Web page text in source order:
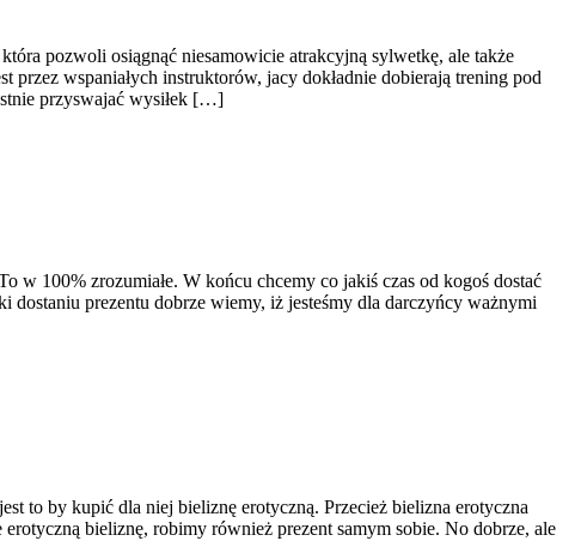
pozwoli osiągnąć niesamowicie atrakcyjną sylwetkę, ale także
wspaniałych instruktorów, jacy dokładnie dobierają trening pod
przyswajać wysiłek […]
w 100% zrozumiałe. W końcu chcemy co jakiś czas od kogoś dostać
prezentu dobrze wiemy, iż jesteśmy dla darczyńcy ważnymi
to by kupić dla niej bieliznę erotyczną. Przecież bielizna erotyczna
bieliznę, robimy również prezent samym sobie. No dobrze, ale